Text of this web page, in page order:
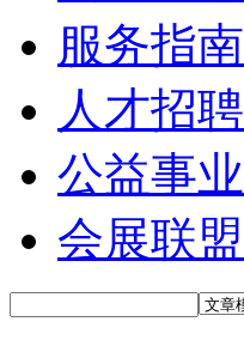
服务指南
人才招聘
公益事业
会展联盟